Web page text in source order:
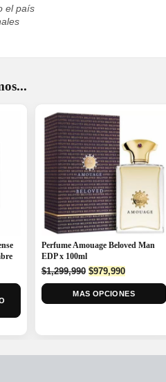
el país
Perfume Amouage Beloved Man
EDP x 100ml
$1,299,990 Original
price
was:
$1,299,990.
$979,990Current
price
is:
$979,990.
MAS OPCIONES